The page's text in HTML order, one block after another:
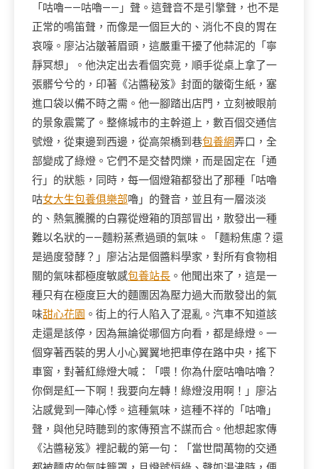
「咕嚕——咕嚕——」聲。這聲音不是引擎聲，也不是
正常的鳴笛聲，而像是一個巨大的、消化不良的胃在
哀嚎。廖沾沾皺著眉頭，這嚴重干擾了他蒜泥的「寧
靜冥想」。他決定出去看個究竟，順手從桌上拿了一
張髒兮兮的，印著《沾醬秘笈》封面的皺衛生紙，塞
進口袋以備不時之需。他一腳踏出店門，立刻被眼前
的景象震驚了。整條城市的主幹道上，數百個交通信
號燈，從東邊到西邊，從高架橋到巷包養網弄口，全
部變成了綠燈。它們不是交替閃爍，而是固定在「通
行」的狀態，同時，每一個燈箱都發出了那種「咕嚕
咕女大生包養俱樂部嚕」的聲音，並且有一層淡淡
的、熱氣騰騰的白霧從燈箱的頂部冒出，散發出一種
難以名狀的——麵粉蒸煮過頭的氣味。「麵粉焦慮？還
是過度發酵？」廖沾沾是個醬料學家，對所有食物相
關的氣味都極度敏感包養站長 。他聞出來了，這是一
種只有在極度巨大的麵團因為壓力過大而散發出的氣
味甜心花園 。街上的行人陷入了混亂。汽車不知道該
走還是該停，因為無論從哪個方向看，都是綠燈。一
個穿著西裝的男人小心翼翼地把車停在路中央，搖下
車窗，對著紅綠燈大喊：「喂！你為什麼咕嚕咕嚕？
你倒是紅一下啊！我要向左轉！綠燈沒用啊！」廖沾
沾感覺到一陣心悸。這種氣味，這種不祥的「咕嚕」
聲，與他兒時聽到的家傳預言不謀而合。他想起家傳
《沾醬秘笈》裡記載的第一句：「當世間萬物的交通